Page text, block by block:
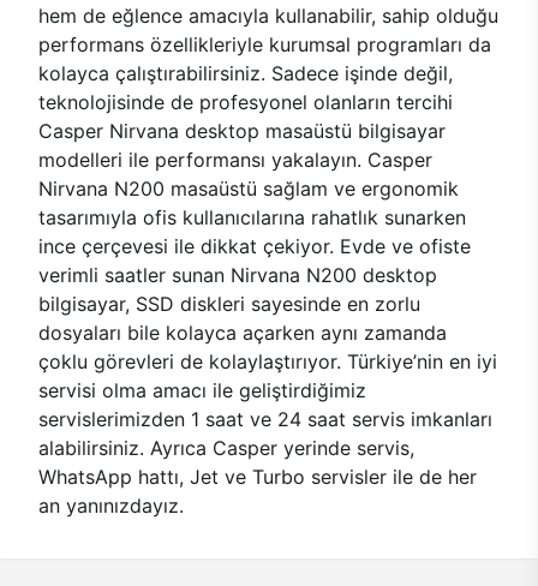
hem de eğlence amacıyla kullanabilir, sahip olduğu
performans özellikleriyle kurumsal programları da
kolayca çalıştırabilirsiniz. Sadece işinde değil,
teknolojisinde de profesyonel olanların tercihi
Casper Nirvana desktop masaüstü bilgisayar
modelleri ile performansı yakalayın. Casper
Nirvana N200 masaüstü sağlam ve ergonomik
tasarımıyla ofis kullanıcılarına rahatlık sunarken
ince çerçevesi ile dikkat çekiyor. Evde ve ofiste
verimli saatler sunan Nirvana N200 desktop
bilgisayar, SSD diskleri sayesinde en zorlu
dosyaları bile kolayca açarken aynı zamanda
çoklu görevleri de kolaylaştırıyor. Türkiye’nin en iyi
servisi olma amacı ile geliştirdiğimiz
servislerimizden 1 saat ve 24 saat servis imkanları
alabilirsiniz. Ayrıca Casper yerinde servis,
WhatsApp hattı, Jet ve Turbo servisler ile de her
an yanınızdayız.